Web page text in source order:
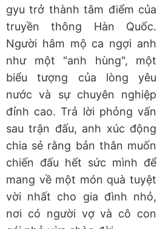
gyu trở thành tâm điểm của
truyền thông Hàn Quốc.
Người hâm mộ ca ngợi anh
như một "anh hùng", một
biểu tượng của lòng yêu
nước và sự chuyên nghiệp
đỉnh cao. Trả lời phỏng vấn
sau trận đấu, anh xúc động
chia sẻ rằng bản thân muốn
chiến đấu hết sức mình để
mang về một món quà tuyệt
vời nhất cho gia đình nhỏ,
nơi có người vợ và cô con